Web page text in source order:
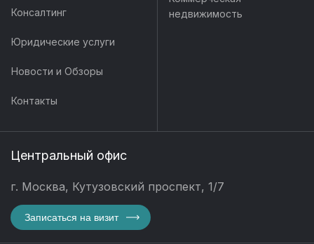
Консалтинг
Юридические услуги
Новости и Обзоры
Контакты
недвижимость
Центральный офис
г. Москва, Кутузовский проспект, 1/7
Записаться на визит